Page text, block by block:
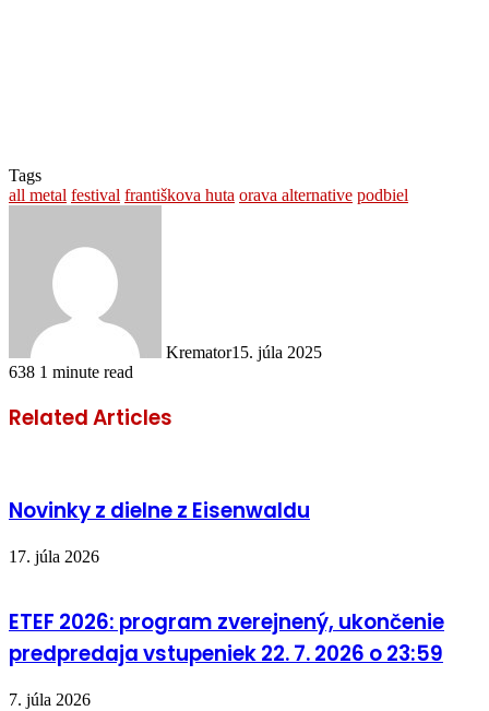
Tags
all metal festival františkova huta orava alternative podbiel
Kremator15. júla 2025
638 1 minute read
Related Articles
Novinky z dielne z Eisenwaldu
17. júla 2026
ETEF 2026: program zverejnený, ukončenie
predpredaja vstupeniek 22. 7. 2026 o 23:59
7. júla 2026